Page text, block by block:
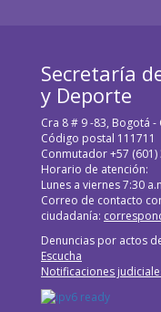
Secretaría
y Deporte
Cra 8 # 9 -83, Bogotá
Código postal 111711
Conmutador +57 (601)
Horario de atención:
Lunes a viernes 7:30
Correo de contacto
ciudadanía:
Denuncias por actos
Escucha
Notificaciones